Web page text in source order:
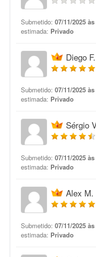
Submetido: 07/11/2025
estimada: Privado
Diego F.
Submetido: 07/11/2025
estimada: Privado
Sérgio
Submetido: 07/11/2025
estimada: Privado
Alex M.
Submetido: 07/11/2025
estimada: Privado